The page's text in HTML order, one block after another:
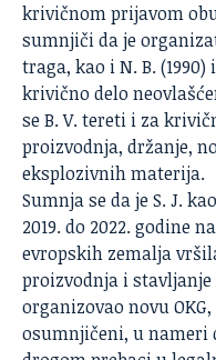
krivičnom prijavom
sumnjiči da je
traga, kao i N. B. (1990)
krivično delo
se B. V. tereti i za
proizvodnja, držanje,
eksplozivnih materija.
Sumnja se da je S. J.
2019. do 2022. godine
evropskih zemalja
proizvodnja i
organizovao novu
osumnjičeni, u nameri